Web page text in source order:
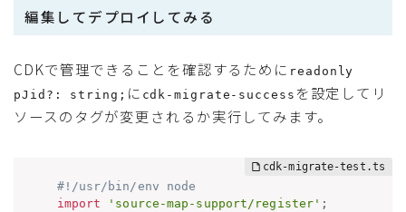
編集してデプロイしてみる
CDKで管理できることを確認するために readonly
pJid?: string; に cdk-migrate-success を設定してリ
ソースのタグが変更されるか実行してみます。
#!/usr/bin/env node
import
'source-map-support/register' ;